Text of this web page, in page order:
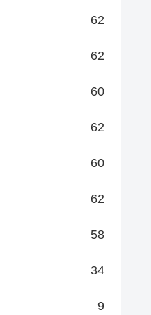
62
62
60
62
60
62
58
34
9